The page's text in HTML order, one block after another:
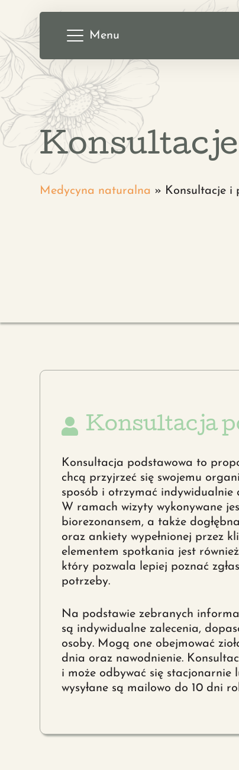
Menu
Medycyna naturalna » Konsultacje i
Konsultacja
Konsultacja podstawowa to
chcą przyjrzeć się swojemu
sposób i otrzymać indywidualnie
W ramach wizyty wykonywane
biorezonansem, a także
oraz ankiety wypełnionej przez
elementem spotkania jest również
który pozwala lepiej poznać
potrzeby.
Na podstawie zebranych
są indywidualne zalecenia,
osoby. Mogą one obejmować
dnia oraz nawodnienie.
i może odbywać się stacjonarnie
wysyłane są mailowo do 10 dni